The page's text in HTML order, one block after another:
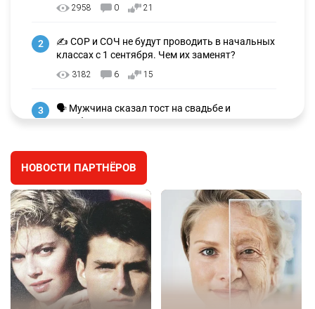
2958 0 21
2
✍️ СОР и СОЧ не будут проводить в начальных
классах с 1 сентября. Чем их заменят?
3182 6 15
3
🗣 Мужчина сказал тост на свадьбе и
заработал уголовное дело
⚠️ Доброе утро, друзья! Предлагаем обзор
главных новостей за 4 августа
2725 0 1
5
🗣Глава государства направил телеграмму
соболезнования родным и близким Халық
қаһарманы Ивана Гапича
2721 2 42
НОВОСТИ ПАРТНЁРОВ